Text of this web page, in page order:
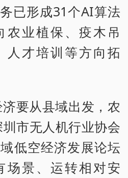
已形成31个AI算法
农业植保、疫木吊
人才培训等方向拓
要从县域出发，农
市无人机行业协会
低空经济发展论坛
场景、运转相对安